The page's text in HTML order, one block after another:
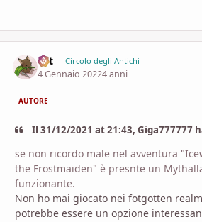
Lyt Circolo degli Antichi
4 Gennaio 20224 anni
AUTORE
Il 31/12/2021 at 21:43, Giga777777
se non ricordo male nel avventura
the Frostmaiden" è presnte un
funzionante.
Non ho mai giocato nei fotgotten
potrebbe essere un opzione